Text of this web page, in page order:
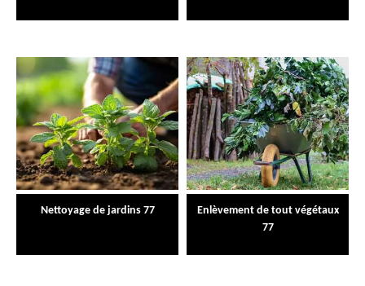
Nettoyage de jardins 77
Enlèvement de tout végétaux
77